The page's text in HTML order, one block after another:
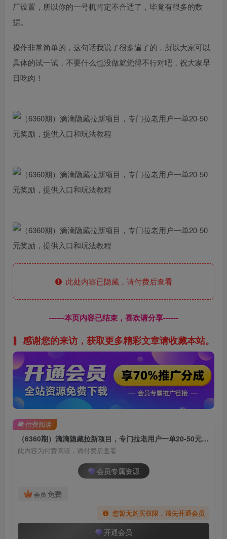
厂设置，所以你的一号机肯定不合适了，毕竟有很多的数
据。
操作非常简单的，这句话我说了很多遍了的，所以大家可以
具体的试一试，不要什么也没做就觉得不行对吧，祝大家早
日吃肉！
此处内容已隐藏，请付费后查看
------本页内容已结束，喜欢请分享------
感谢您的来访，获取更多精彩文章请收藏本站。
（6360期）滴滴隐藏拉新项目，专门拉老用户一单20-50元奖励，提供入口和玩法教程
此内容为付费阅读，请付费后查看
会员专属资源
会员 免费
您暂无购买权限，请先开通会员
开通会员
付费阅读